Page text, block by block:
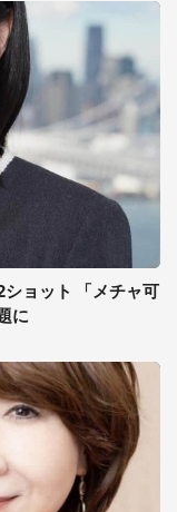
ョット 「メチャ可
に